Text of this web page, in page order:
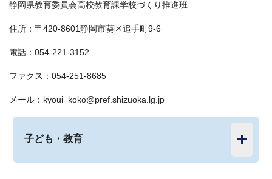
静岡県教育委員会高校教育課学校づくり推進班
住所：〒420-8601静岡市葵区追手町9-6
電話：054-221-3152
ファクス：054-251-8685
メール：kyoui_koko@pref.shizuoka.lg.jp
子ども・教育